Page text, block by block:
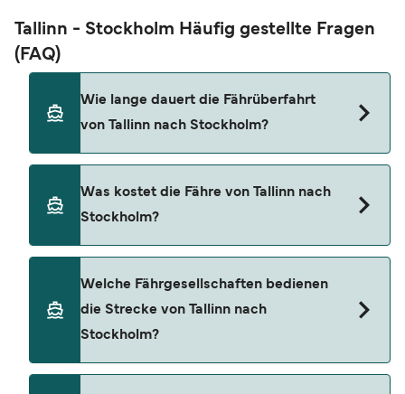
Tallinn - Stockholm Häufig gestellte Fragen
(FAQ)
Wie lange dauert die Fährüberfahrt
von Tallinn nach Stockholm?
Stockholm beträgt ca. 17 Stunden 30 Minuten. Da
können, empfehlen wir Ihnen, eine Echtzeit-
Was kostet die Fähre von Tallinn nach
Stockholm?
Durchschnittspreis für eine Tallinn Stockholm
Fähre beträgt 287 €. Preis exklusive
Buchungsgebühren.
Welche Fährgesellschaften bedienen
die Strecke von Tallinn nach
Stockholm?